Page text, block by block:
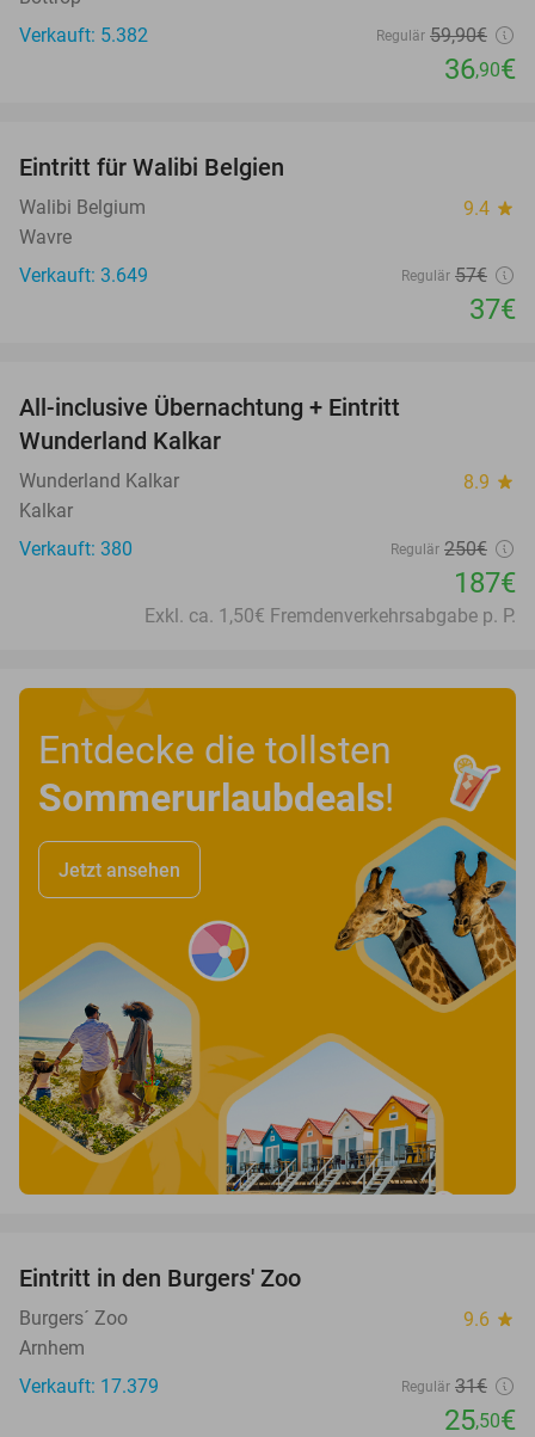
Verkauft: 5.382
Regulär 59,90€
36,90€
Eintritt für Walibi Belgien
Walibi Belgium 9.4 star
Wavre
Verkauft: 3.649
Regulär 57€
37€
All-inclusive Übernachtung + Eintritt
Wunderland Kalkar
Wunderland Kalkar 8.9 star
Kalkar
Verkauft: 380
Regulär 250€
187€
Exkl. ca. 1,50€ Fremdenverkehrsabgabe p. P.
Entdecke die tollsten
Sommerurlaubdeals!
Jetzt ansehen
Eintritt in den Burgers' Zoo
Burgers´ Zoo 9.6 star
Arnhem
Verkauft: 17.379
Regulär 31€
25,50€